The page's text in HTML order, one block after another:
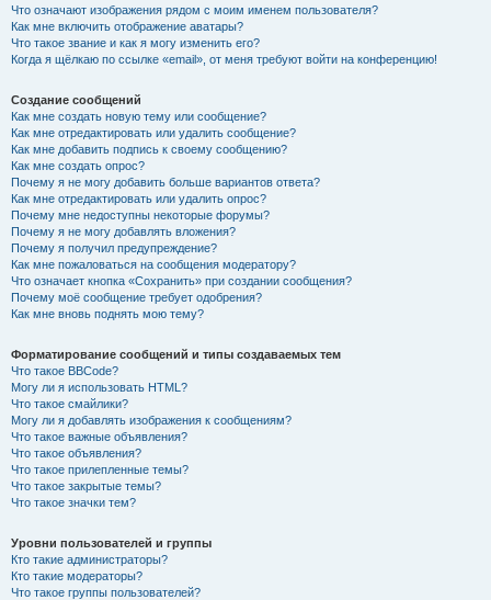
Что означают изображения рядом с моим именем пользователя?
Как мне включить отображение аватары?
Что такое звание и как я могу изменить его?
Когда я щёлкаю по ссылке «email», от меня требуют войти на конференцию!
Создание сообщений
Как мне создать новую тему или сообщение?
Как мне отредактировать или удалить сообщение?
Как мне добавить подпись к своему сообщению?
Как мне создать опрос?
Почему я не могу добавить больше вариантов ответа?
Как мне отредактировать или удалить опрос?
Почему мне недоступны некоторые форумы?
Почему я не могу добавлять вложения?
Почему я получил предупреждение?
Как мне пожаловаться на сообщения модератору?
Что означает кнопка «Сохранить» при создании сообщения?
Почему моё сообщение требует одобрения?
Как мне вновь поднять мою тему?
Форматирование сообщений и типы создаваемых тем
Что такое BBCode?
Могу ли я использовать HTML?
Что такое смайлики?
Могу ли я добавлять изображения к сообщениям?
Что такое важные объявления?
Что такое объявления?
Что такое прилепленные темы?
Что такое закрытые темы?
Что такое значки тем?
Уровни пользователей и группы
Кто такие администраторы?
Кто такие модераторы?
Что такое группы пользователей?